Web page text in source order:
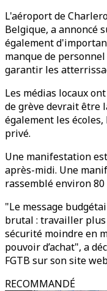
L'aéroport de
Belgique, a annoncé
également
manque de
garantir les
Les médias locaux
de grève devrait être
également les
privé.
Une manifestation
après-midi. Une
rassemblé environ
"Le message
brutal : travailler
sécurité moindre en
pouvoir d’achat", a
FGTB sur son site
RECOMMANDÉ